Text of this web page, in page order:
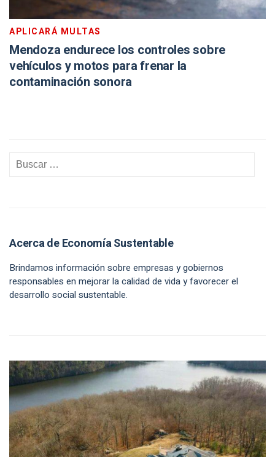
APLICARÁ MULTAS
Mendoza endurece los controles sobre
vehículos y motos para frenar la
contaminación sonora
Acerca de Economía Sustentable
Brindamos información sobre empresas y gobiernos
responsables en mejorar la calidad de vida y favorecer el
desarrollo social sustentable.